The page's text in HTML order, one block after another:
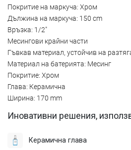
Покритие на маркуча: Хром
Дължина на маркуча: 150 cm
Връзка: 1/2"
Месингови крайни части
Гъвкав материал, устойчив на
Материал на батерията: Месинг
Покритие: Хром
Глава: Керамична
Ширина: 170 mm
Иновативни решения,
Керамична глава